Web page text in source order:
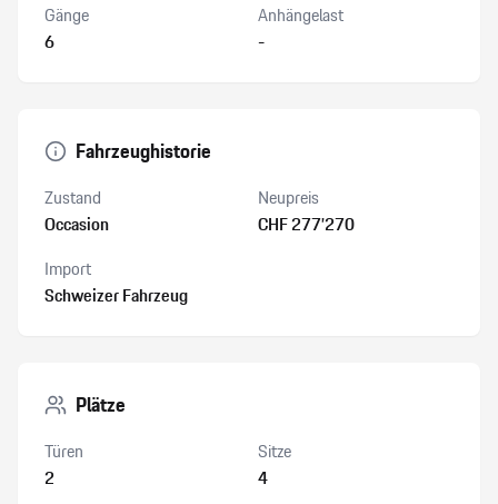
Gänge
6
Anhängelast
-
Fahrzeughistorie
Zustand
Occasion
Neupreis
CHF 277’270
Import
Schweizer Fahrzeug
Plätze
Türen
2
Sitze
4